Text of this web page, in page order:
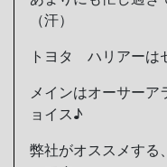
（汗）
トヨタ ハリアーは
メインはオーサー
ョイス♪
弊社がオススメする